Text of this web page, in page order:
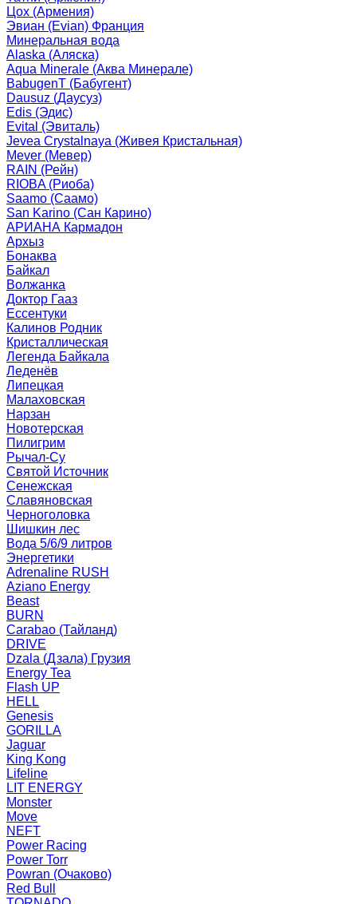
Цох (Армения)
Эвиан (Evian) Франция
Минеральная вода
Alaska (Аляска)
Aqua Minerale (Аква Минерале)
BabugenT (Бабугент)
Dausuz (Даусуз)
Edis (Эдис)
Evital (Эвиталь)
Jevea Crystalnaya (Живея Кристальная)
Mever (Мевер)
RAIN (Рейн)
RIOBA (Риоба)
Saamo (Саамо)
San Karino (Сан Карино)
АРИАНА Кармадон
Архыз
Бонаква
Байкал
Волжанка
Доктор Гааз
Ессентуки
Калинов Родник
Кристаллическая
Легенда Байкала
Леденёв
Липецкая
Малаховская
Нарзан
Новотерская
Пилигрим
Рычал-Су
Святой Источник
Сенежская
Славяновская
Черноголовка
Шишкин лес
Вода 5/6/9 литров
Энергетики
Adrenaline RUSH
Aziano Energy
Beast
BURN
Carabao (Тайланд)
DRIVE
Dzala (Дзала) Грузия
Energy Tea
Flash UP
HELL
Genesis
GORILLA
Jaguar
King Kong
Lifeline
LIT ENERGY
Monster
Move
NEFT
Power Racing
Power Torr
Powran (Очаково)
Red Bull